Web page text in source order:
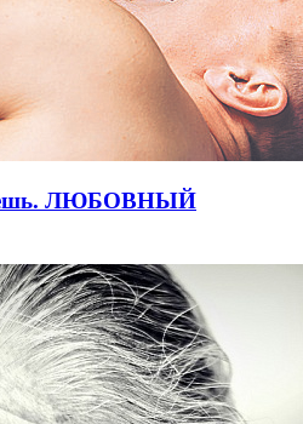
ЛЮБОВНЫЙ